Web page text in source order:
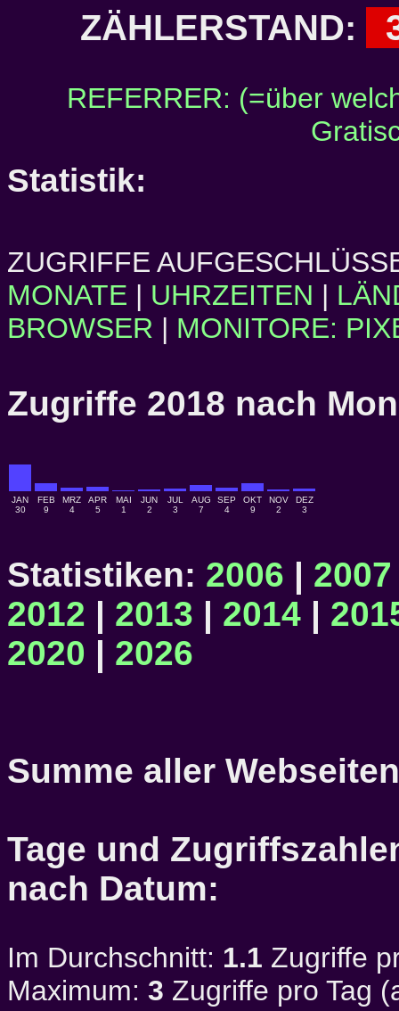
ZÄHLERSTAND:
REFERRER: (=über
Statistik:
ZUGRIFFE
MONATE | UHRZEITEN |
BROWSER | MONITORE:
Zugriffe 2018 nach
JAN
30
FEB
9
MRZ
4
APR
5
MAI
1
JUN
2
JUL
3
AUG
7
SEP
4
OKT
9
NOV
2
DEZ
3
Statistiken: 2006 | 2007
2012 | 2013 | 2014 |
2020 | 2026
Summe aller
Tage und
nach Datum:
Im Durchschnitt: 1.1 Zugriffe
Maximum: 3 Zugriffe pro Tag